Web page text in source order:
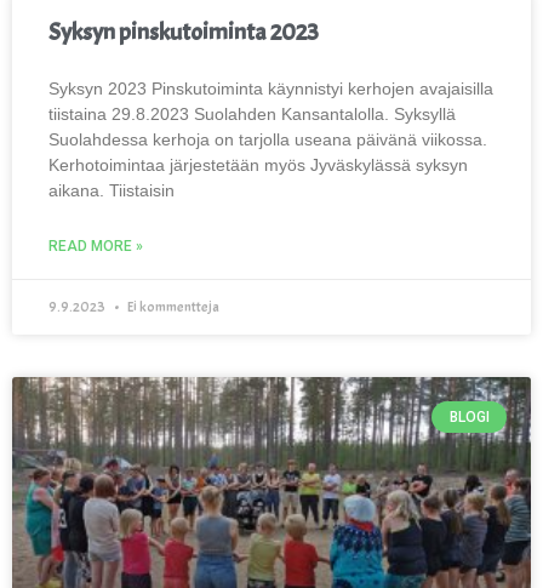
Syksyn pinskutoiminta 2023
Syksyn 2023 Pinskutoiminta käynnistyi kerhojen avajaisilla
tiistaina 29.8.2023 Suolahden Kansantalolla. Syksyllä
Suolahdessa kerhoja on tarjolla useana päivänä viikossa.
Kerhotoimintaa järjestetään myös Jyväskylässä syksyn
aikana. Tiistaisin
READ MORE »
9.9.2023 Ei kommentteja
BLOGI